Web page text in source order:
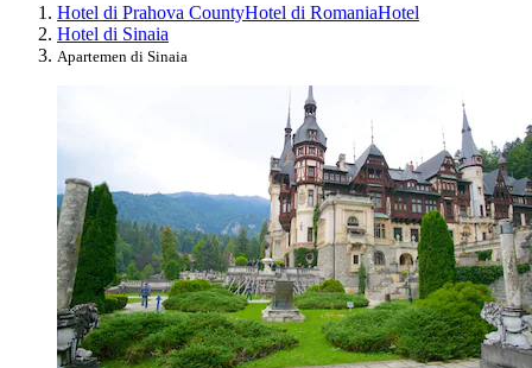
Hotel di Prahova CountyHotel di RomaniaHotel
Hotel di Sinaia
Apartemen di Sinaia